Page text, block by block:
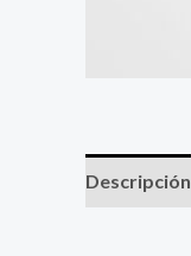
Descripción